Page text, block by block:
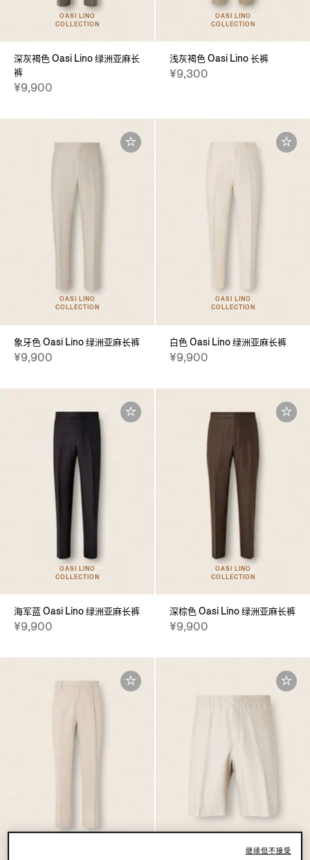
OASI LINO
COLLECTION
深灰褐色 Oasi Lino 绿洲亚麻长
裤
¥9,900
OASI LINO
COLLECTION
浅灰褐色 Oasi Lino 长裤
¥9,300
OASI LINO
COLLECTION
象牙色 Oasi Lino 绿洲亚麻长裤
¥9,900
OASI LINO
COLLECTION
白色 Oasi Lino 绿洲亚麻长裤
¥9,900
OASI LINO
COLLECTION
海军蓝 Oasi Lino 绿洲亚麻长裤
¥9,900
OASI LINO
COLLECTION
深棕色 Oasi Lino 绿洲亚麻长裤
¥9,900
COLLECTION继续但不接受